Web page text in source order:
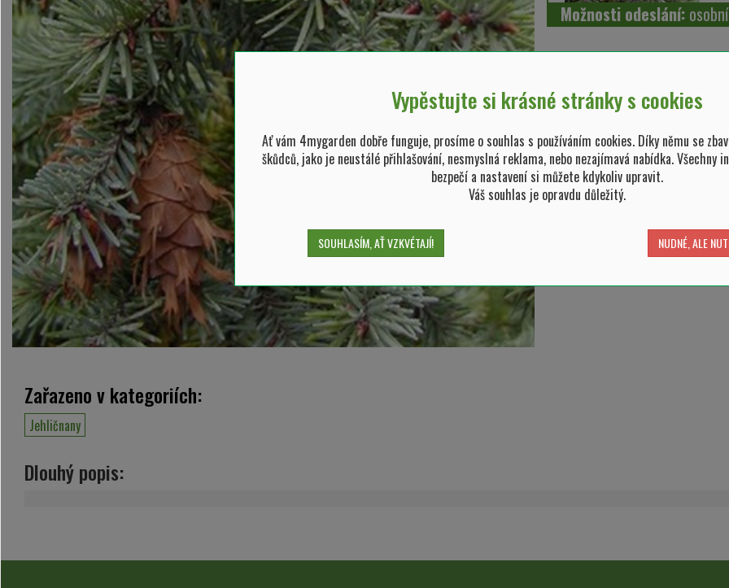
Možnosti odeslání:
Zařazeno v kategoriích:
Jehličnany
Dlouhý popis:
Vypěstujte si krásné stránky s cookies
Ať vám 4mygarden dobře funguje, prosíme o souhlas s používáním cookies. Díky němu se
škůdců, jako je neustálé přihlašování, nesmyslná reklama, nebo nezajímavá nabídka. Všechny
bezpečí a nastavení si můžete kdykoliv upravit.
Váš souhlas je opravdu důležitý.
SOUHLASÍM, AŤ VZKVÉTAJÍ! NUDNÉ, ALE